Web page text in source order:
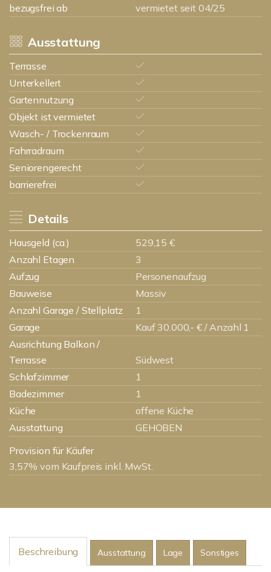
bezugsfrei ab
vermietet seit 04/25
Ausstattung
Terrasse
Unterkellert
Gartennutzung
Objekt ist vermietet
Wasch- / Trockenraum
Fahrradraum
Seniorengerecht
barrierefrei
Details
Hausgeld (ca.)
529,15 €
Anzahl Etagen
3
Aufzug
Personenaufzug
Bauweise
Massiv
Anzahl Garage / Stellplatz
1
Garage
Kauf 30.000,- € / Anzahl 1
Ausrichtung Balkon /
Terrasse
Südwest
Schlafzimmer
1
Badezimmer
1
Küche
offene Küche
Ausstattung
GEHOBEN
Provision für Käufer
3,57% vom Kaufpreis inkl. MwSt.
Beschreibung Ausstattung Lage Sonstiges